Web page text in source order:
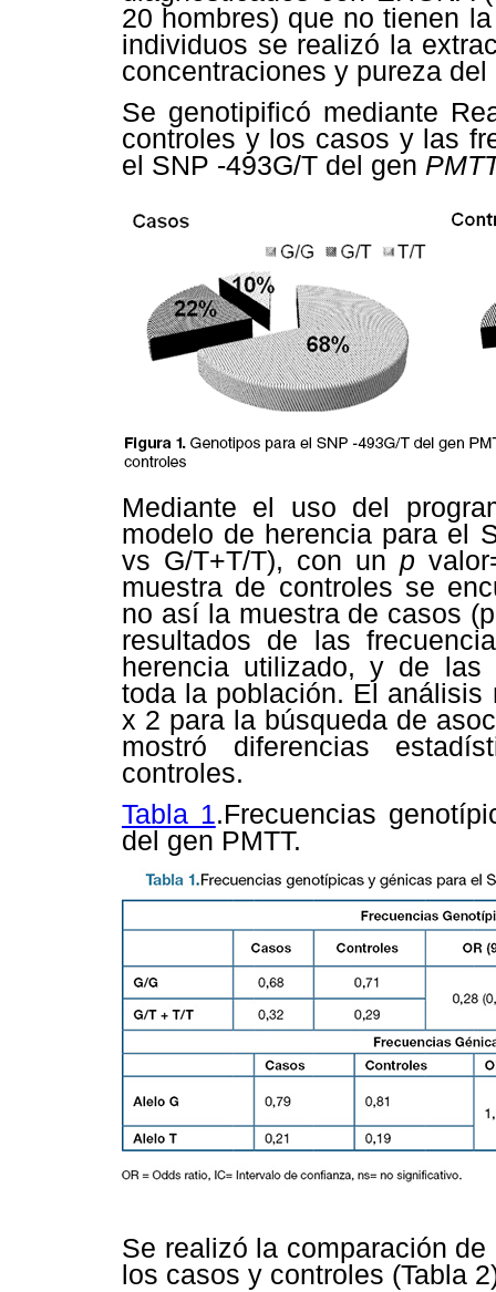
20 hombres) que no tienen
individuos se realizó la
concentraciones y pureza del
Se genotipificó mediante
controles y los casos y las
el SNP -493G/T del gen
Mediante el uso del
modelo de herencia para el
vs G/T+T/T), con un p
muestra de controles se
no así la muestra de casos
resultados de las
herencia utilizado, y de las
toda la población. El
x 2 para la búsqueda de
mostró diferencias
controles.
Tabla 1.Frecuencias
del gen PMTT.
Se realizó la comparación
los casos y controles (Tabla 2